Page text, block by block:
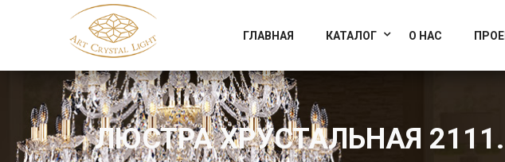
Официальный магазин фабрики Art Crystal Light
ГЛАВНАЯ КАТАЛОГ О НАС
ЛЮСТРА ХРУСТАЛЬНАЯ